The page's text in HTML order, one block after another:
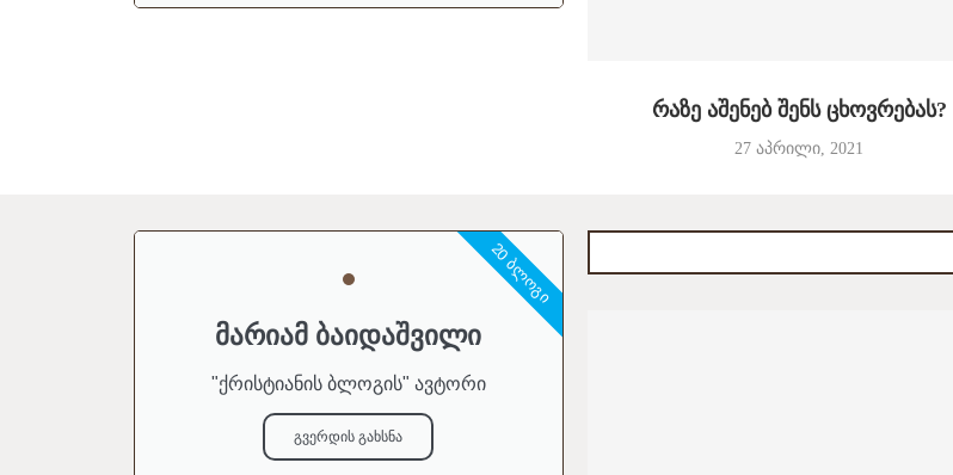
რაზე აშენებ შენს ცხოვრებას?
27 აპრილი, 2021
მარიამ ბაიდაშვილი
"ქრისტიანის ბლოგის" ავტორი
გვერდის გახსნა
20 ᲑᲚᲝᲒᲘ